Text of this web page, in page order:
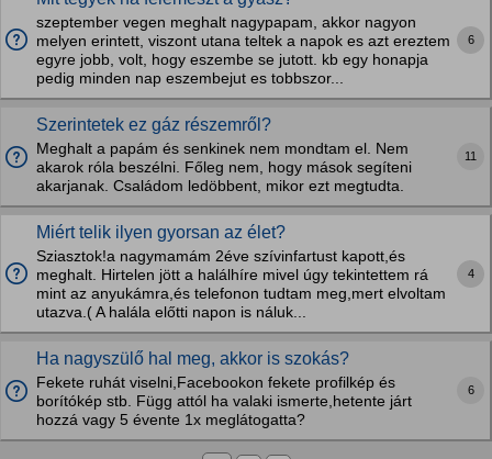
szeptember vegen meghalt nagypapam, akkor nagyon
melyen erintett, viszont utana teltek a napok es azt ereztem
egyre jobb, volt, hogy eszembe se jutott. kb egy honapja
pedig minden nap eszembejut es tobbszor...
6
Szerintetek ez gáz részemről?
Meghalt a papám és senkinek nem mondtam el. Nem
akarok róla beszélni. Főleg nem, hogy mások segíteni
akarjanak. Családom ledöbbent, mikor ezt megtudta.
11
Miért telik ilyen gyorsan az élet?
Sziasztok!a nagymamám 2éve szívinfartust kapott,és
meghalt. Hirtelen jött a halálhíre mivel úgy tekintettem rá
mint az anyukámra,és telefonon tudtam meg,mert elvoltam
utazva.( A halála előtti napon is náluk...
4
Ha nagyszülő hal meg, akkor is szokás?
Fekete ruhát viselni,Facebookon fekete profilkép és
borítókép stb. Függ attól ha valaki ismerte,hetente járt
hozzá vagy 5 évente 1x meglátogatta?
6